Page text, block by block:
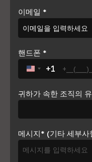
이메일 *
핸드폰 *
United States
+1
귀하가 속한 조직의
메시지* (기타 세부사